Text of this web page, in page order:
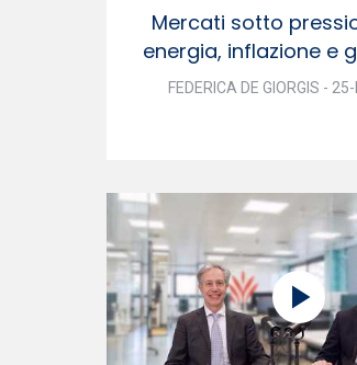
Mercati sotto
energia, inflazione e
FEDERICA DE GIORGIS -